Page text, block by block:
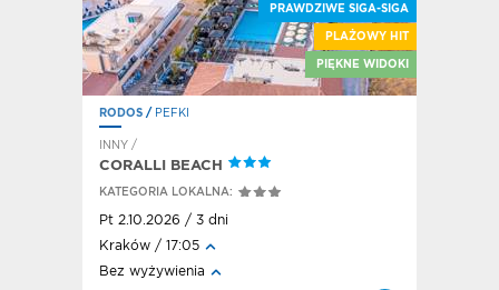
PRAWDZIWE SIGA-SIGA
PLAŻOWY HIT
PIĘKNE WIDOKI
RODOS / PEFKI
INNY /
CORALLI BEACH
KATEGORIA LOKALNA:
Pt 2.10.2026 / 3 dni
Kraków / 17:05
Bez wyżywienia